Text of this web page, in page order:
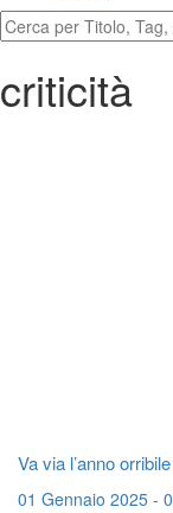
criticità
Va via l’anno
01 Gennaio 2025 -